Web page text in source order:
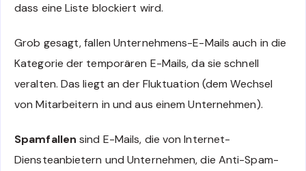
dass eine Liste blockiert wird.
Grob gesagt, fallen Unternehmens-E-Mails auch in die
Kategorie der temporären E-Mails, da sie schnell
veralten. Das liegt an der Fluktuation (dem Wechsel
von Mitarbeitern in und aus einem Unternehmen).
Spamfallensind E-Mails, die von Internet-
Diensteanbietern und Unternehmen, die Anti-Spam-